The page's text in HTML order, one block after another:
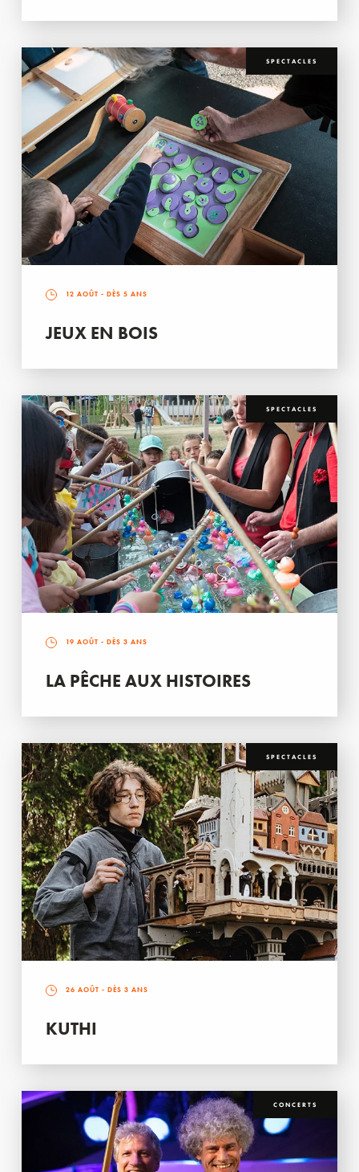
SPECTACLES
12 AOÛT - DÈS 5 ANS
JEUX EN BOIS
SPECTACLES
19 AOÛT - DÈS 3 ANS
LA PÊCHE AUX HISTOIRES
SPECTACLES
26 AOÛT - DÈS 3 ANS
KUTHI
CONCERTS